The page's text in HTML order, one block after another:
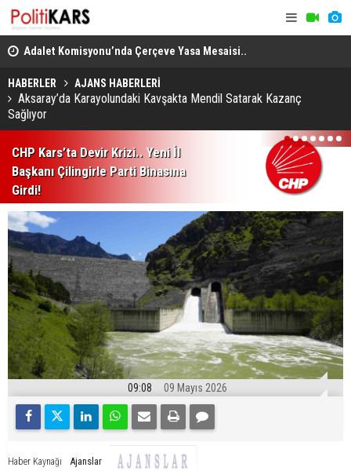
Adalet Komisyonu’nda Çerçeve Yasa Mesaisi..
Görüşmeler Tartışmalarla Başladı!
HABERLER AJANS HABERLERİ
Aksaray’da Karayolundaki Kavşakta Mendil Satarak Kazanç
Sağlıyor
CHP Kars’ta Devir Krizi.. Yeni İl
Başkanı Çilingirle Parti Binasına
Girdi!
1 2 3 4 5 6 7
09:08 09 Mayıs 2026
Haber Kaynağı Ajanslar